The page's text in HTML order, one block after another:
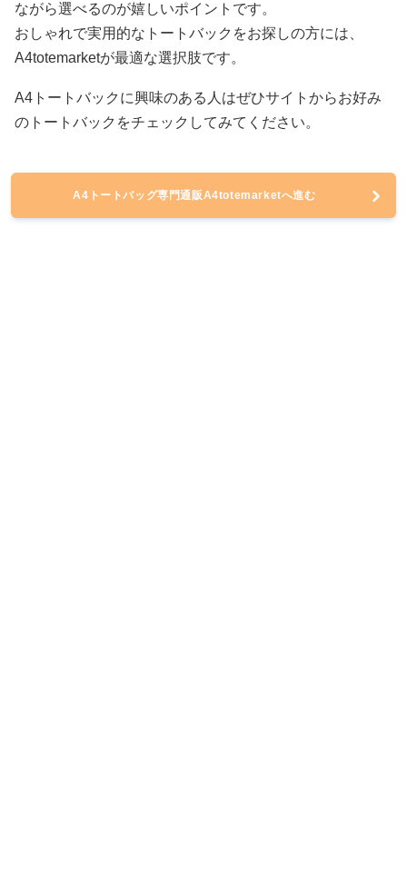
ながら選べるのが嬉しいポイントです。
おしゃれで実用的なトートバックをお探しの方には、
A4totemarketが最適な選択肢です。
A4トートバックに興味のある人はぜひサイトからお好み
のトートバックをチェックしてみてください。
A4トートバッグ専門通販A4totemarketへ進む